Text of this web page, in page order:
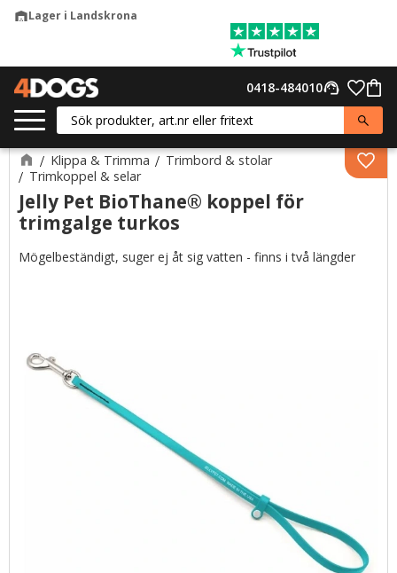
warehouseLager i Landskrona
support_agent
0418-484010
Klippa & Trimma
Trimbord & stolar
Trimkoppel & selar
Jelly Pet BioThane® koppel för
trimgalge turkos
Mögelbeständigt, suger ej åt sig vatten - finns i två längder